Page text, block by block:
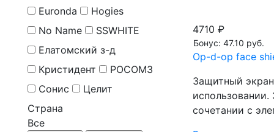
Euronda
Hogies
No Name
SSWHITE
Елатомский з-д
Кристидент
РОСОМЗ
Сонис
Целит
Страна
Все
4710 ₽
Бонус: 47.10 руб.
Op-d-op face
Защитный
сочетании с